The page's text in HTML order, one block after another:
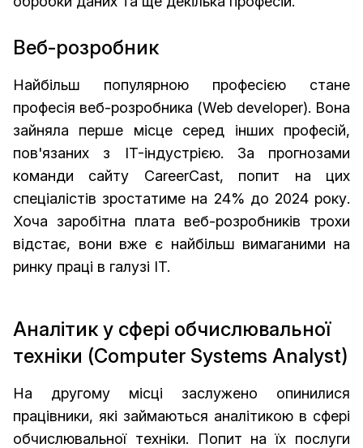
Веб-розробник
Найбільш популярною професією стане
професія веб-розробника (Web developer). Вона
зайняла перше місце серед інших професій,
пов'язаних з IT-індустрією. За прогнозами
команди сайту CareerCast, попит на цих
спеціалістів зростатиме на 24% до 2024 року.
Хоча заробітна плата веб-розробників трохи
відстає, вони вже є найбільш вимаганими на
ринку праці в галузі IT.
Аналітик у сфері обчислювальної
техніки (Computer Systems Analyst)
На другому місці заслужено опинилися
працівники, які займаються аналітикою в сфері
обчислювальної техніки. Попит на їх послуги